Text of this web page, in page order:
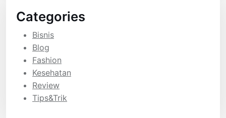
Categories
Bisnis
Blog
Fashion
Kesehatan
Review
Tips&Trik